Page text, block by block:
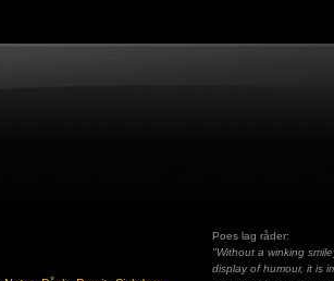
Poes lag råder:
"Without a winking
display of humour, it is